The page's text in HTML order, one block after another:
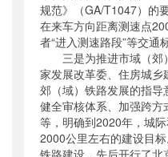
规范》（GA/T1047）的
在来车方向距离测速点
者“进入测速路段”等交通
三是为推进市域（郊
家发展改革委、住房城
郊（域）铁路发展的指导
健全审核体系、加强跨
等，明确到2020年，城
2000公里左右的建设目